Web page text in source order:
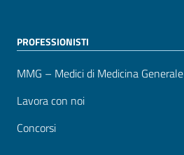
PROFESSIONISTI
MMG – Medici di Medicina Generale
Lavora con noi
Concorsi